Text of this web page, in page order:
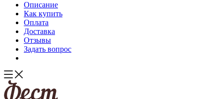
Описание
Как купить
Оплата
Доставка
Отзывы
Задать вопрос